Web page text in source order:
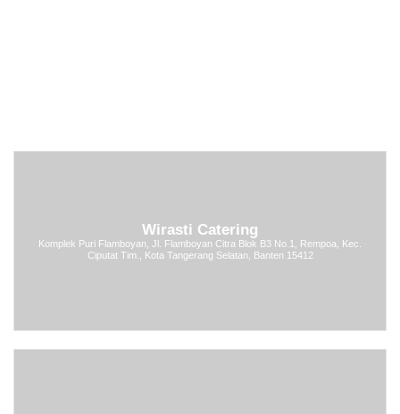
Wirasti Catering
Komplek Puri Flamboyan, Jl. Flamboyan Citra Blok B3 No.1, Rempoa, Kec.
Ciputat Tim., Kota Tangerang Selatan, Banten 15412